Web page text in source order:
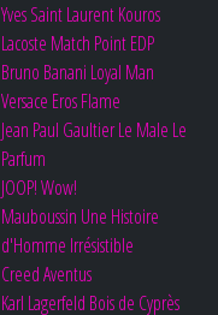
Yves Saint Laurent Kouros
Lacoste Match Point EDP
Bruno Banani Loyal Man
Versace Eros Flame
Jean Paul Gaultier Le Male Le
Parfum
JOOP! Wow!
Mauboussin Une Histoire
d'Homme Irrésistible
Creed Aventus
Karl Lagerfeld Bois de Cyprès